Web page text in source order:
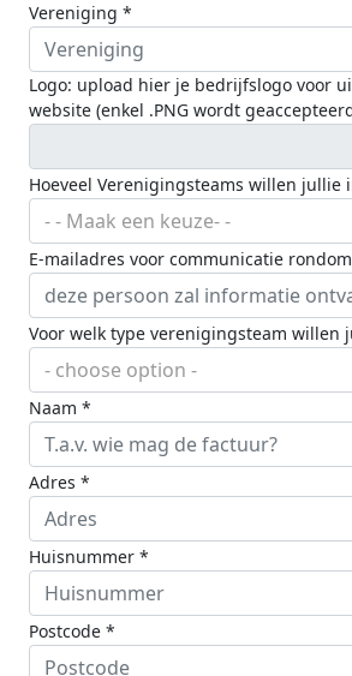
Vereniging *
Logo: upload hier je bedrijfslogo voor
website (enkel .PNG wordt
Hoeveel Verenigingsteams willen jullie
- - Maak een keuze- -
E-mailadres voor communicatie
Voor welk type verenigingsteam willen
- choose option -
Naam *
Adres *
Huisnummer *
Postcode *